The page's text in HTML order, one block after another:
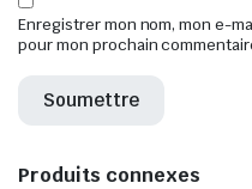
Enregistrer mon nom, mon e-
pour mon prochain
Produits connexes